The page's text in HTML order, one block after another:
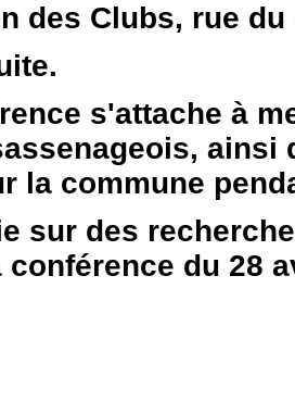
des Clubs, rue
s'attache à
ainsi
la commune
sur des
conférence du 28